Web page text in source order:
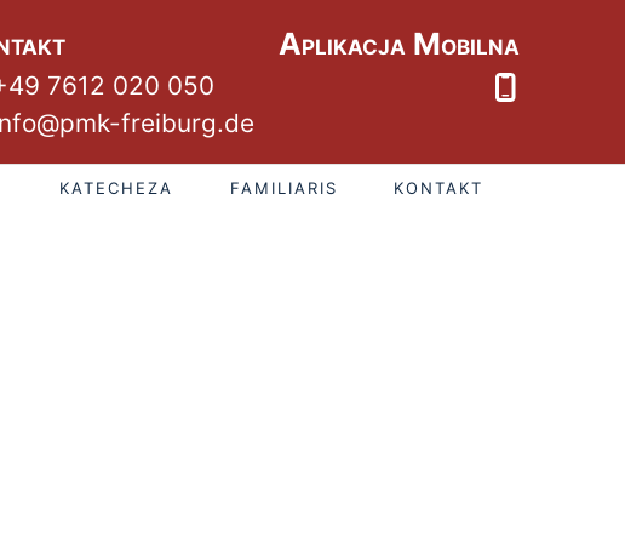
7612 020 050
freiburg.de
Aplikacja Mobilna
KATECHEZA FAMILIARIS KONTAKT